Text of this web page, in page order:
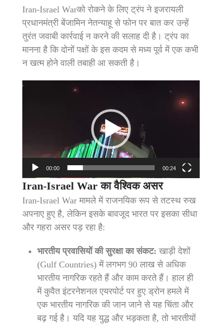
Iran-Israel Warको रोकने के लिए ट्रंप ने इजरायली
प्रधानमंत्री बेंजामिन नेतन्याहू से फोन पर बात कर उन्हें
तुरंत जवाबी कार्रवाई न करने की सलाह दी है। ट्रंप का
मानना है कि दोनों पक्षों के इस कदम से मध्य पूर्व में एक कभी
न खत्म होने वाली तबाही आ सकती है।
Video
00:00 00:24
Iran-Israel War का वैश्विक असर
Iran-Israel War मामले में राजनयिक रूप से तटस्थ रुख
अपनाए हुए है, लेकिन इसके बावजूद भारत पर इसका सीधा
और गहरा असर पड़ रहा है:
भारतीय प्रवासियों की सुरक्षा का संकट: खाड़ी देशों
(Gulf Countries) में लगभग 90 लाख से अधिक
भारतीय नागरिक रहते हैं और काम करते हैं। हाल ही
में कुवैत इंटरनेशनल एयरपोर्ट पर हुए ड्रोन हमले में
एक भारतीय नागरिक की जान जाने से यह चिंता और
बढ़ गई है। यदि यह युद्ध और भड़कता है, तो भारतीयों